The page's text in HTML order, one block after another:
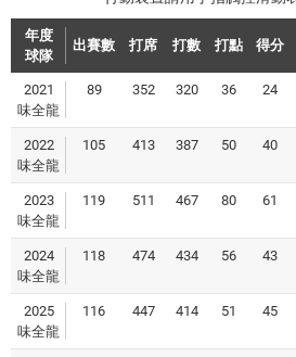
年度
球隊
出賽數 打席 打數 打點 得分
2021
味全龍
89 352 320 36 24
2022
味全龍
105 413 387 50 40
2023
味全龍
119 511 467 80 61
2024
味全龍
118 474 434 56 43
2025
味全龍
116 447 414 51 45